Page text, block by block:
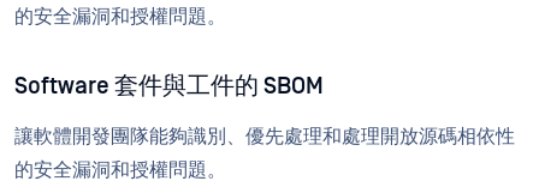
的安全漏洞和授權問題。
Software 套件與工件的 SBOM
讓軟體開發團隊能夠識別、優先處理和處理開放源碼相依性
的安全漏洞和授權問題。